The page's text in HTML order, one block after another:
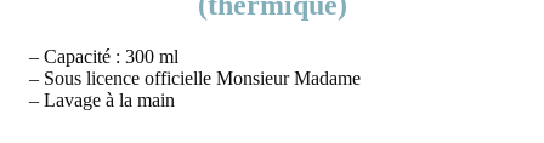
– Capacité : 300 ml
– Sous licence officielle Monsieur Madame
– Lavage à la main